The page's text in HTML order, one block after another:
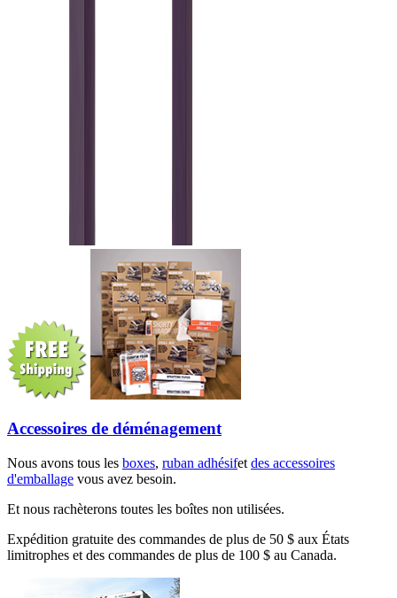
Accessoires de déménagement
Nous avons tous les boxes, ruban adhésifet des accessoires
d'emballage vous avez besoin.
Et nous rachèterons toutes les boîtes non utilisées.
Expédition gratuite des commandes de plus de 50 $ aux États
limitrophes et des commandes de plus de 100 $ au Canada.